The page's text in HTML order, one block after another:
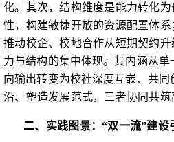
化。其次，结构维度是能力转化
性，构建敏捷开放的资源配置体
推动校企、校地合作从短期契约
力与结构的集中体现。其内涵从
向输出转变为校社深度互嵌、共同
沿、塑造发展范式，三者协同共
二、实践图景：“双一流”建